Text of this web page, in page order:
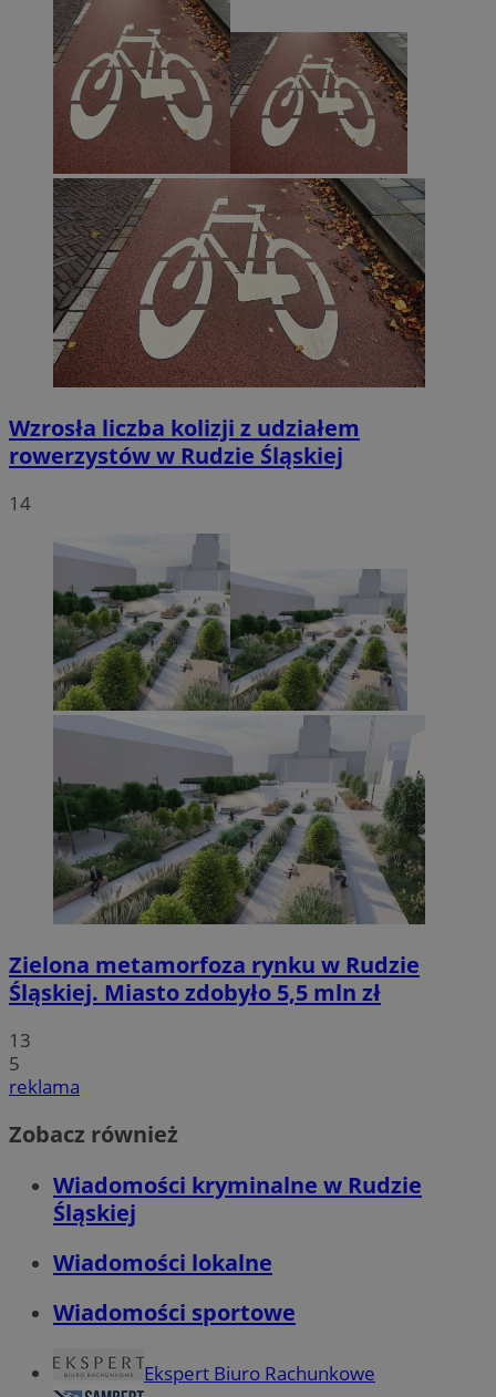
Wzrosła liczba kolizji z udziałem
rowerzystów w Rudzie Śląskiej
14
Zielona metamorfoza rynku w Rudzie
Śląskiej. Miasto zdobyło 5,5 mln zł
13
5
reklama
Zobacz również
Wiadomości kryminalne w Rudzie
Śląskiej
Wiadomości lokalne
Wiadomości sportowe
Ekspert Biuro Rachunkowe